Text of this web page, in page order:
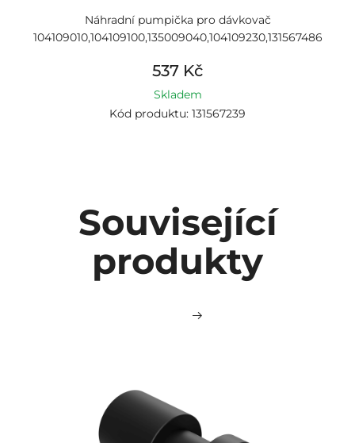
Náhradní pumpička pro dávkovač
104109010,104109100,135009040,104109230,131567486
537 Kč
Skladem
Kód produktu: 131567239
Související
produkty